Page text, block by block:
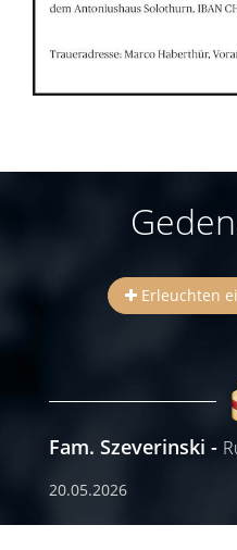
Erleuchten
Fam. Szeverinski
20.05.2026